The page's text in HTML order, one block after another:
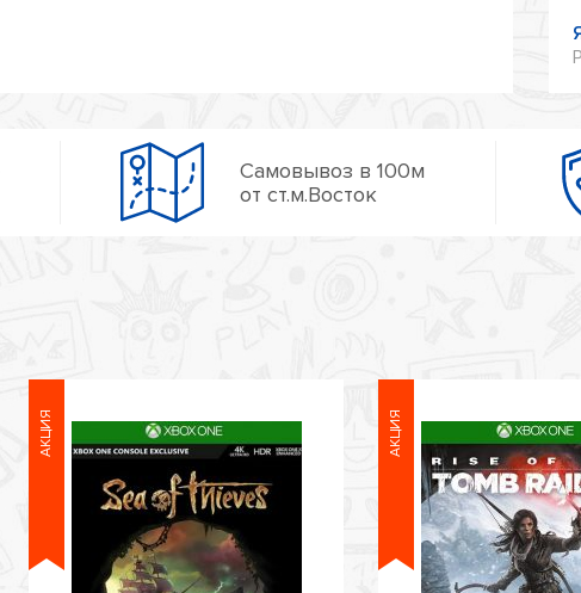
Самовывоз в 100м
от ст.м.Восток
АКЦИЯ АКЦИЯ